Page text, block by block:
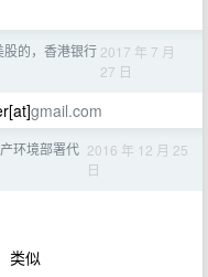
的，香港银行 2017 年 7 月
27 日
gmail.com
环境部署代 2016 年 12 月 25
日
类似